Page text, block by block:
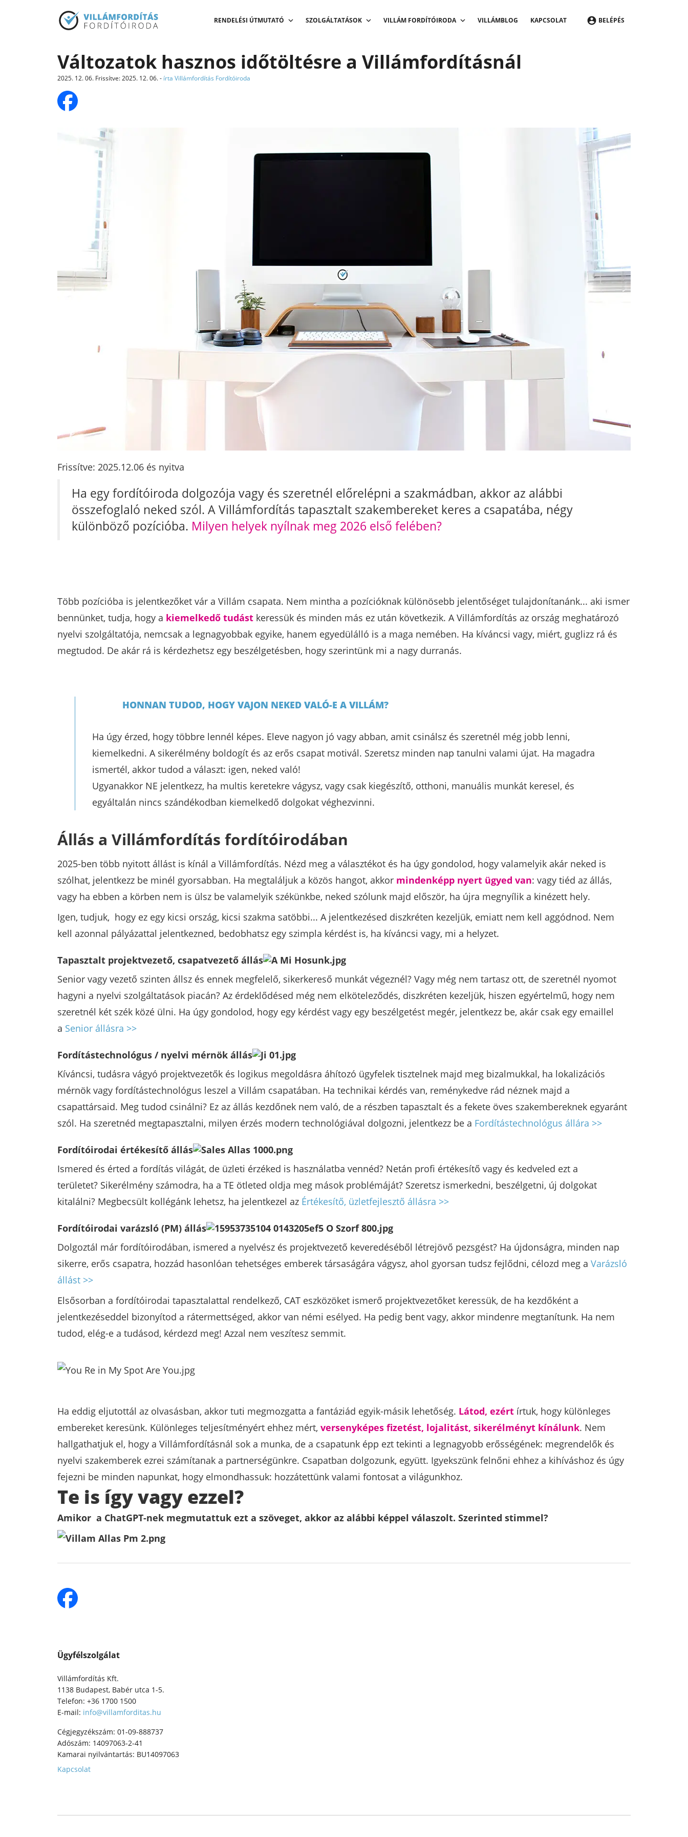
RENDELÉSI ÚTMUTATÓ SZOLGÁLTATÁSOK VILLÁM FORDÍTÓIRODA VILLÁMBLOG KAPCSOLAT BELÉPÉS
Változatok hasznos időtöltésre a Villámfordításnál
2025. 12. 06. Frissítve:2025. 12. 06.- írta Villámfordítás Fordítóiroda
Frissítve: 2025.12.06 és nyitva
Ha egy fordítóiroda dolgozója vagy és szeretnél előrelépni a szakmádban, akkor az alábbi
összefoglaló neked szól. A Villámfordítás tapasztalt szakembereket keres a csapatába, négy
különböző pozícióba. Milyen helyek nyílnak meg 2026 első felében?
Több pozícióba is jelentkezőket vár a Villám csapata. Nem mintha a pozícióknak különösebb jelentőséget tulajdonítanánk... aki ismer
bennünket, tudja, hogy a kiemelkedő tudást keressük és minden más ez után következik. A Villámfordítás az ország meghatározó
nyelvi szolgáltatója, nemcsak a legnagyobbak egyike, hanem egyedülálló is a maga nemében. Ha kíváncsi vagy, miért, guglizz rá és
megtudod. De akár rá is kérdezhetsz egy beszélgetésben, hogy szerintünk mi a nagy durranás.
HONNAN TUDOD, HOGY VAJON NEKED VALÓ-E A VILLÁM?
Ha úgy érzed, hogy többre lennél képes. Eleve nagyon jó vagy abban, amit csinálsz és szeretnél még jobb lenni,
kiemelkedni. A sikerélmény boldogít és az erős csapat motivál. Szeretsz minden nap tanulni valami újat. Ha magadra
ismertél, akkor tudod a választ: igen, neked való!
Ugyanakkor NE jelentkezz, ha multis keretekre vágysz, vagy csak kiegészítő, otthoni, manuális munkát keresel, és
egyáltalán nincs szándékodban kiemelkedő dolgokat véghezvinni.
Állás a Villámfordítás fordítóirodában
2025-ben több nyitott állást is kínál a Villámfordítás. Nézd meg a választékot és ha úgy gondolod, hogy valamelyik akár neked is
szólhat, jelentkezz be minél gyorsabban. Ha megtaláljuk a közös hangot, akkor mindenképp nyert ügyed van: vagy tiéd az állás,
vagy ha ebben a körben nem is ülsz be valamelyik székünkbe, neked szólunk majd először, ha újra megnyílik a kinézett hely.
Igen, tudjuk, hogy ez egy kicsi ország, kicsi szakma satöbbi... A jelentkezésed diszkréten kezeljük, emiatt nem kell aggódnod. Nem
kell azonnal pályázattal jelentkezned, bedobhatsz egy szimpla kérdést is, ha kíváncsi vagy, mi a helyzet.
Tapasztalt projektvezető, csapatvezető állás
Senior vagy vezető szinten állsz és ennek megfelelő, sikerkereső munkát végeznél? Vagy még nem tartasz ott, de szeretnél nyomot
hagyni a nyelvi szolgáltatások piacán? Az érdeklődésed még nem elköteleződés, diszkréten kezeljük, hiszen egyértelmű, hogy nem
szeretnél két szék közé ülni. Ha úgy gondolod, hogy egy kérdést vagy egy beszélgetést megér, jelentkezz be, akár csak egy emaillel
a Senior állásra >>
Fordítástechnológus / nyelvi mérnök állás
Kíváncsi, tudásra vágyó projektvezetők és logikus megoldásra áhítozó ügyfelek tisztelnek majd meg bizalmukkal, ha lokalizációs
mérnök vagy fordítástechnológus leszel a Villám csapatában. Ha technikai kérdés van, reménykedve rád néznek majd a
csapattársaid. Meg tudod csinálni? Ez az állás kezdőnek nem való, de a részben tapasztalt és a fekete öves szakembereknek egyaránt
szól. Ha szeretnéd megtapasztalni, milyen érzés modern technológiával dolgozni, jelentkezz be a Fordítástechnológus állára >>
Fordítóirodai értékesítő állás
Ismered és érted a fordítás világát, de üzleti érzéked is használatba vennéd? Netán profi értékesítő vagy és kedveled ezt a
területet? Sikerélmény számodra, ha a TE ötleted oldja meg mások problémáját? Szeretsz ismerkedni, beszélgetni, új dolgokat
kitalálni? Megbecsült kollégánk lehetsz, ha jelentkezel az Értékesítő, üzletfejlesztő állásra >>
Fordítóirodai varázsló (PM) állás
Dolgoztál már fordítóirodában, ismered a nyelvész és projektvezető keveredéséből létrejövő pezsgést? Ha újdonságra, minden nap
sikerre, erős csapatra, hozzád hasonlóan tehetséges emberek társaságára vágysz, ahol gyorsan tudsz fejlődni, célozd meg a Varázsló
állást >>
Elsősorban a fordítóirodai tapasztalattal rendelkező, CAT eszközöket ismerő projektvezetőket keressük, de ha kezdőként a
jelentkezéseddel bizonyítod a rátermettséged, akkor van némi esélyed. Ha pedig bent vagy, akkor mindenre megtanítunk. Ha nem
tudod, elég-e a tudásod, kérdezd meg! Azzal nem veszítesz semmit.
Ha eddig eljutottál az olvasásban, akkor tuti megmozgatta a fantáziád egyik-másik lehetőség. Látod, ezért írtuk, hogy különleges
embereket keresünk. Különleges teljesítményért ehhez mért, versenyképes fizetést, lojalitást, sikerélményt kínálunk. Nem
hallgathatjuk el, hogy a Villámfordításnál sok a munka, de a csapatunk épp ezt tekinti a legnagyobb erősségének: megrendelők és
nyelvi szakemberek ezrei számítanak a partnerségünkre. Csapatban dolgozunk, együtt. Igyekszünk felnőni ehhez a kihíváshoz és úgy
fejezni be minden napunkat, hogy elmondhassuk: hozzátettünk valami fontosat a világunkhoz.
Te is így vagy ezzel?
Amikor a ChatGPT-nek megmutattuk ezt a szöveget, akkor az alábbi képpel válaszolt. Szerinted stimmel?
Ügyfélszolgálat
Villámfordítás Kft.
1138 Budapest, Babér utca 1-5.
Telefon: +36 1700 1500
E-mail: info@villamforditas.hu
Cégjegyzékszám: 01-09-888737
Adószám: 14097063-2-41
Kamarai nyilvántartás: BU14097063
Kapcsolat